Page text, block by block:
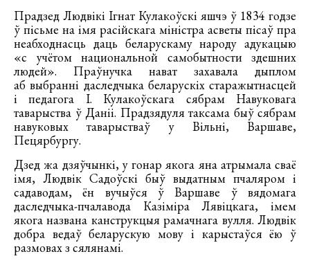
Прадзед Людвікі Iгнат Кулакоўскі яшчэ ў 1834 годзе
ў пісьме на імя расійскага міністра асветы пісаў пра
неабходнасць даць беларускаму народу адукацыю
«с учётом национальной самобытности здешних
людей». Праўнучка нават захавала дыплом
аб выбранні даследчыка беларускіх старажытнасцей
i педагога І. Кулакоўскага сябрам Навуковага
таварыства ў Даніі. Прадзядуля таксама быў сябрам
навуковых таварыстваў у Вільні, Варшаве,
Пецярбургу.
Дзед жа дзяўчынкі, у гонар якога яна атрымала сваё
імя, Людвік Садоўскі быў выдатным пчаляром і
садаводам, ён вучыўся ў Варшаве ў вядомага
даследчыка-пчалавода Казіміра Лявіцкага, імем
якога названа канструкцыя рамачнага вулля. Людвік
добра ведаў беларускую мову і карыстаўся ёю ў
размовах з сялянамі.